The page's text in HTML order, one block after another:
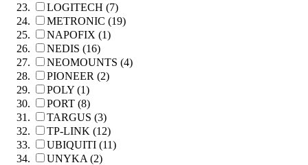
LOGITECH (7)
METRONIC (19)
NAPOFIX (1)
NEDIS (16)
NEOMOUNTS (4)
PIONEER (2)
POLY (1)
PORT (8)
TARGUS (3)
TP-LINK (12)
UBIQUITI (11)
UNYKA (2)